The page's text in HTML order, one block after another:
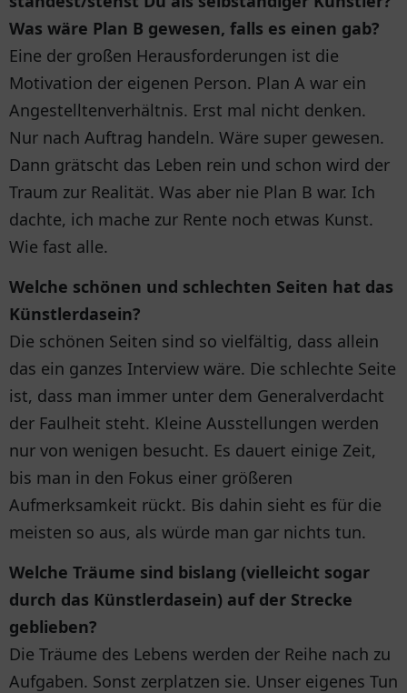
Was wäre Plan B gewesen, falls es einen gab?
Eine der großen Herausforderungen ist die
Motivation der eigenen Person. Plan A war ein
Angestelltenverhältnis. Erst mal nicht denken.
Nur nach Auftrag handeln. Wäre super gewesen.
Dann grätscht das Leben rein und schon wird der
Traum zur Realität. Was aber nie Plan B war. Ich
dachte, ich mache zur Rente noch etwas Kunst.
Wie fast alle.
Welche schönen und schlechten Seiten hat das
Künstlerdasein?
Die schönen Seiten sind so vielfältig, dass allein
das ein ganzes Interview wäre. Die schlechte Seite
ist, dass man immer unter dem Generalverdacht
der Faulheit steht. Kleine Ausstellungen werden
nur von wenigen besucht. Es dauert einige Zeit,
bis man in den Fokus einer größeren
Aufmerksamkeit rückt. Bis dahin sieht es für die
meisten so aus, als würde man gar nichts tun.
Welche Träume sind bislang (vielleicht sogar
durch das Künstlerdasein) auf der Strecke
geblieben?
Die Träume des Lebens werden der Reihe nach zu
Aufgaben. Sonst zerplatzen sie. Unser eigenes Tun